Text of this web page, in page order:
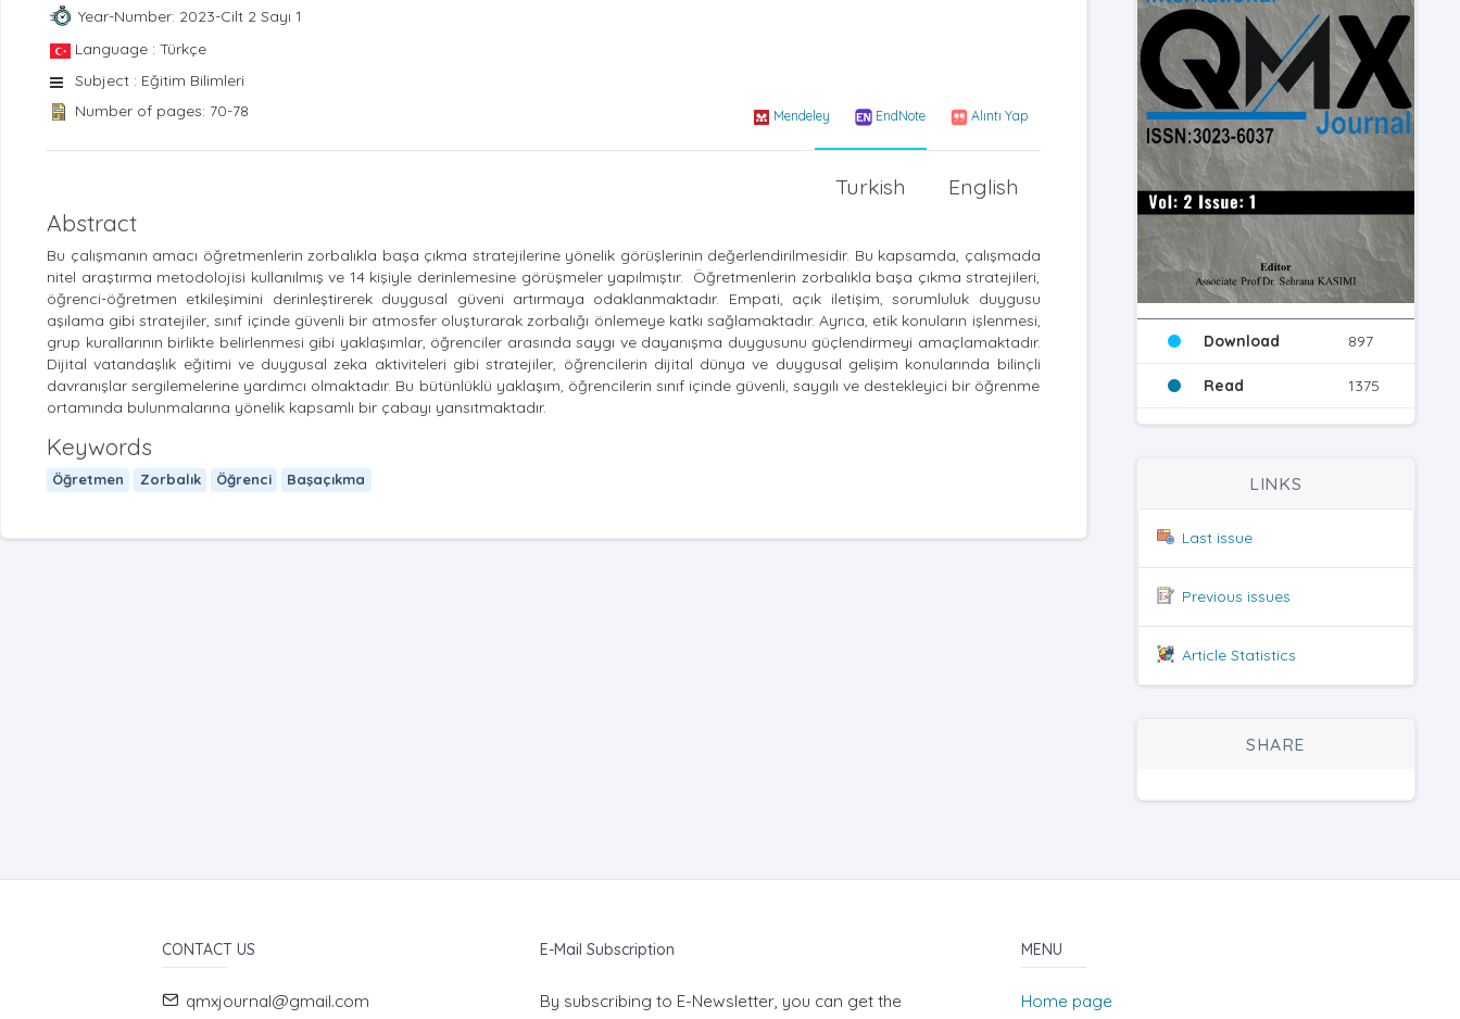
Year-Number: 2023-Cilt 2 Sayı 1
Language : Türkçe
Subject : Eğitim Bilimleri
Number of pages: 70-78
Mendeley EndNote Alıntı Yap
English
Turkish
Abstract
Bu çalışmanın amacı öğretmenlerin zorbalıkla başa çıkma stratejilerine yönelik görüşlerinin değerlendirilmesidir. Bu kapsamda, çalışmada
nitel araştırma metodolojisi kullanılmış ve 14 kişiyle derinlemesine görüşmeler yapılmıştır. Öğretmenlerin zorbalıkla başa çıkma stratejileri,
öğrenci-öğretmen etkileşimini derinleştirerek duygusal güveni artırmaya odaklanmaktadır. Empati, açık iletişim, sorumluluk duygusu
aşılama gibi stratejiler, sınıf içinde güvenli bir atmosfer oluşturarak zorbalığı önlemeye katkı sağlamaktadır. Ayrıca, etik konuların işlenmesi,
grup kurallarının birlikte belirlenmesi gibi yaklaşımlar, öğrenciler arasında saygı ve dayanışma duygusunu güçlendirmeyi amaçlamaktadır.
Dijital vatandaşlık eğitimi ve duygusal zeka aktiviteleri gibi stratejiler, öğrencilerin dijital dünya ve duygusal gelişim konularında bilinçli
davranışlar sergilemelerine yardımcı olmaktadır. Bu bütünlüklü yaklaşım, öğrencilerin sınıf içinde güvenli, saygılı ve destekleyici bir öğrenme
ortamında bulunmalarına yönelik kapsamlı bir çabayı yansıtmaktadır.
Keywords
Öğretmen Zorbalık Öğrenci Başaçıkma
Download 897
Read 1375
LINKS
Last issue
Previous issues
Article Statistics
SHARE
CONTACT US
qmxjournal@gmail.com
E-Mail Subscription
By subscribing to E-Newsletter, you can get the
MENU
Home page